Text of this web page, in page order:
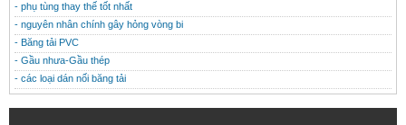
- phụ tùng thay thế tốt nhất
- nguyên nhân chính gây hỏng vòng bi
- Băng tải PVC
- Gầu nhưa-Gầu thép
- các loại dán nối băng tải